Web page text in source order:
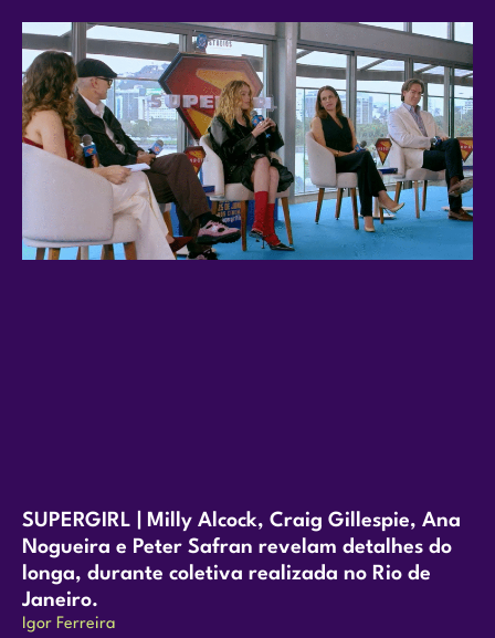
SUPERGIRL | Milly Alcock, Craig Gillespie, Ana
Nogueira e Peter Safran revelam detalhes do
longa, durante coletiva realizada no Rio de
Janeiro.
Igor Ferreira